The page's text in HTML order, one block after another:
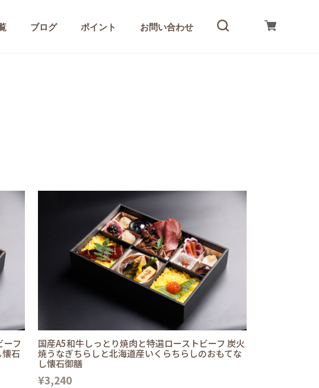
ブログ ポイント お問い合わせ
ーフ
石
国産A5和牛しっとり焼肉と特選ローストビーフ 炭火
焼うなぎちらしと北海道産いくらちらしのおもてな
し懐石御膳
¥3,240